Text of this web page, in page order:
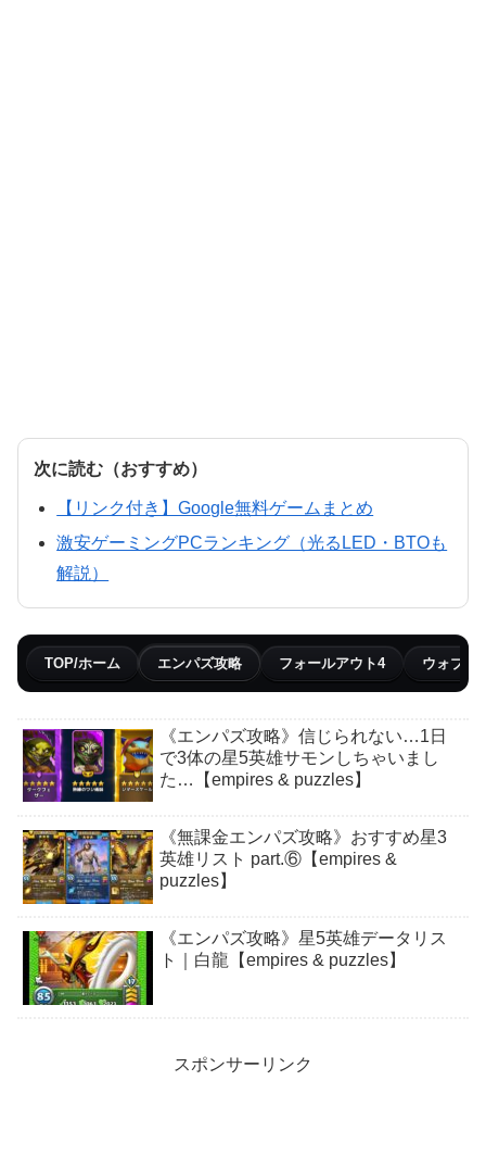
次に読む（おすすめ）
【リンク付き】Google無料ゲームまとめ
激安ゲーミングPCランキング（光るLED・BTOも
解説）
TOP/ホーム エンパズ攻略 フォールアウト4 ウォブリ
《エンパズ攻略》信じられない…1日
で3体の星5英雄サモンしちゃいまし
た…【empires & puzzles】
《無課金エンパズ攻略》おすすめ星3
英雄リスト part.⑥【empires &
puzzles】
《エンパズ攻略》星5英雄データリス
ト｜白龍【empires & puzzles】
スポンサーリンク